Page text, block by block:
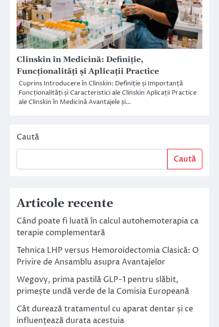
Clinskin în Medicină: Definiție,
Funcționalități și Aplicații Practice
Cuprins Introducere în Clinskin: Definiție și Importanță
Funcționalități și Caracteristici ale Clinskin Aplicații Practice
ale Clinskin în Medicină Avantajele și…
Caută
Caută
Articole recente
Când poate fi luată în calcul autohemoterapia ca
terapie complementară
Tehnica LHP versus Hemoroidectomia Clasică: O
Privire de Ansamblu asupra Avantajelor
Wegovy, prima pastilă GLP-1 pentru slăbit,
primește undă verde de la Comisia Europeană
Cât durează tratamentul cu aparat dentar și ce
influențează durata acestuia